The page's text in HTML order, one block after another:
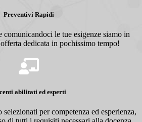
Preventivi Rapidi
le tue esigenze siamo in
dedicata in pochissimo tempo!
abilitati ed esperti
per competenza ed esperienza,